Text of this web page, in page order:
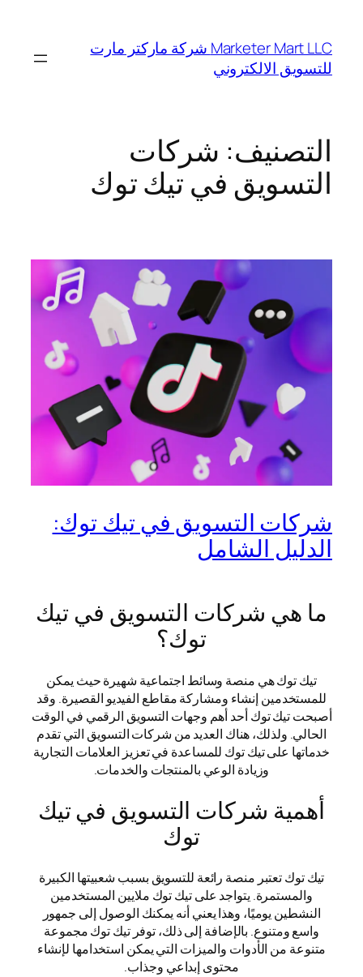
المحتوى
Marketer Mart LLC شركة ماركتر مارت
للتسويق الالكتروني
التصنيف: شركات
التسويق في تيك توك
شركات التسويق في تيك توك:
الدليل الشامل
ما هي شركات التسويق في تيك
توك؟
تيك توك هي منصة وسائط اجتماعية شهيرة حيث يمكن
للمستخدمين إنشاء ومشاركة مقاطع الفيديو القصيرة. وقد
أصبحت تيك توك أحد أهم وجهات التسويق الرقمي في الوقت
الحالي. ولذلك، هناك العديد من شركات التسويق التي تقدم
خدماتها على تيك توك للمساعدة في تعزيز العلامات التجارية
وزيادة الوعي بالمنتجات والخدمات.
أهمية شركات التسويق في تيك
توك
تيك توك تعتبر منصة رائعة للتسويق بسبب شعبيتها الكبيرة
والمستمرة. يتواجد على تيك توك ملايين المستخدمين
النشطين يوميًا، وهذا يعني أنه يمكنك الوصول إلى جمهور
واسع ومتنوع. بالإضافة إلى ذلك، توفر تيك توك مجموعة
متنوعة من الأدوات والميزات التي يمكن استخدامها لإنشاء
محتوى إبداعي وجذاب.